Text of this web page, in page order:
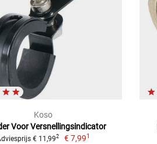
Koso
Voor Versnellingsindicator
€ 11,992 € 7,991